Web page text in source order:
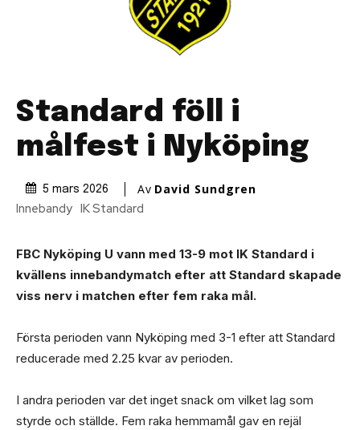
Standard föll i
målfest i Nyköping
5 mars 2026 Av David Sundgren
Innebandy IK Standard
FBC Nyköping U vann med 13-9 mot IK Standard i
kvällens innebandymatch efter att Standard skapade
viss nerv i matchen efter fem raka mål.
Första perioden vann Nyköping med 3-1 efter att Standard
reducerade med 2.25 kvar av perioden.
I andra perioden var det inget snack om vilket lag som
styrde och ställde. Fem raka hemmamål gav en rejäl